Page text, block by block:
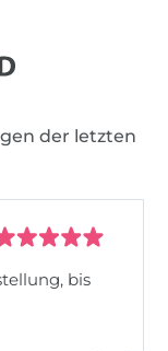
der letzten
bis